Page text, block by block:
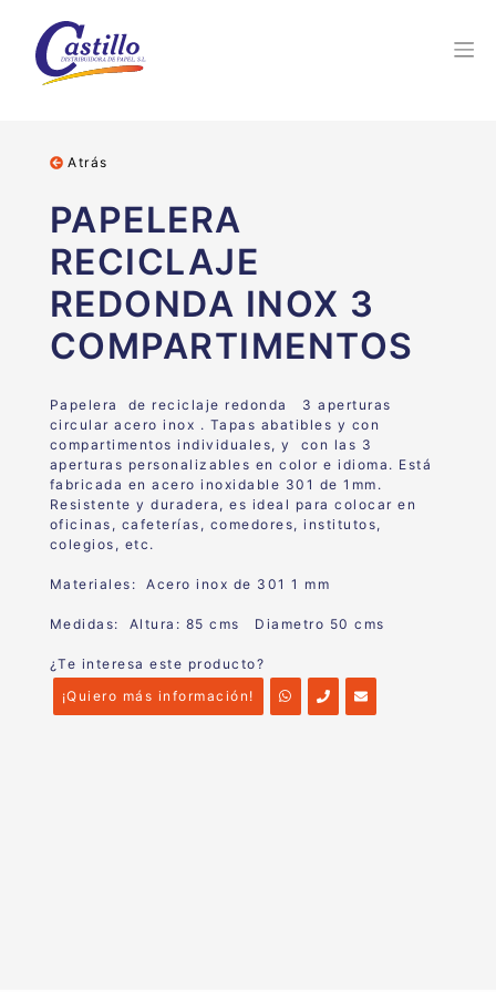
Atrás
PAPELERA
RECICLAJE
REDONDA INOX 3
COMPARTIMENTOS
Papelera de reciclaje redonda 3 aperturas
circular acero inox . Tapas abatibles y con
compartimentos individuales, y con las 3
aperturas personalizables en color e idioma. Está
fabricada en acero inoxidable 301 de 1mm.
Resistente y duradera, es ideal para colocar en
oficinas, cafeterías, comedores, institutos,
colegios, etc.
Materiales: Acero inox de 301 1 mm
Medidas: Altura: 85 cms Diametro 50 cms
¿Te interesa este producto?
¡Quiero más información!